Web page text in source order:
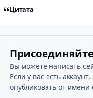
Цитата
Вы можете написать
Если у вас есть аккаунт,
опубликовать от имени